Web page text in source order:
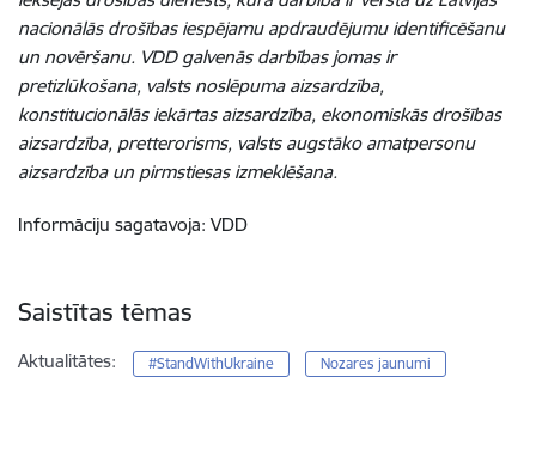
nacionālās drošības iespējamu apdraudējumu identificēšanu
un novēršanu. VDD galvenās darbības jomas ir
pretizlūkošana, valsts noslēpuma aizsardzība,
konstitucionālās iekārtas aizsardzība, ekonomiskās drošības
aizsardzība, pretterorisms, valsts augstāko amatpersonu
aizsardzība un pirmstiesas izmeklēšana.
Informāciju sagatavoja: VDD
Saistītas tēmas
Aktualitātes: #StandWithUkraine Nozares jaunumi